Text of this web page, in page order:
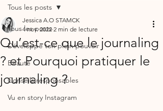
Tous les posts
Développe ton plein pouvoir
Beauté
Conseils responsables
Vu en story Instagram
Tous les posts
Qu’est-ce que le journaling
? et Pourquoi pratiquer le
journaling ?
Jessica A.O STAMCK
4 nov. 2022 2 min de lecture